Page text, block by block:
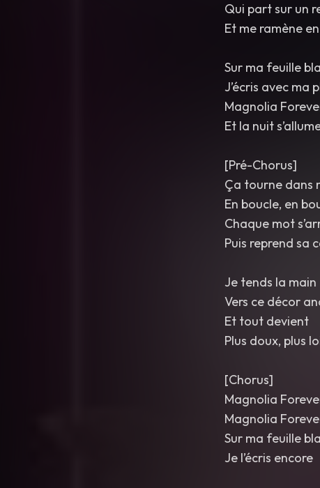
Qui part sur un
Et me ramène
Sur ma feuille
J’écris avec ma
Magnolia
Et la nuit
[Pré-Chorus]
Ça tourne dans
En boucle, en
Chaque mot
Puis reprend sa
Je tends la main
Vers ce décor
Et tout devient
Plus doux, plus
[Chorus]
Magnolia
Magnolia
Sur ma feuille
Je l’écris encore